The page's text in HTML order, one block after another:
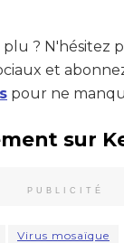
? N'hésitez
et
pour ne
sur
PUBLICITÉ
Virus mosaïque